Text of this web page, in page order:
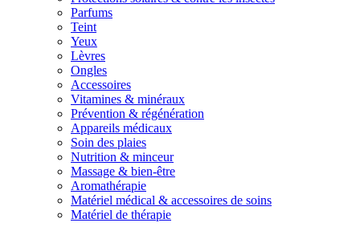
Parfums
Teint
Yeux
Lèvres
Ongles
Accessoires
Vitamines & minéraux
Prévention & régénération
Appareils médicaux
Soin des plaies
Nutrition & minceur
Massage & bien-être
Aromathérapie
Matériel médical & accessoires de soins
Matériel de thérapie